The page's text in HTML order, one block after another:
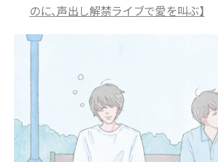
のに、声出し解禁ライブで愛を叫ぶ】